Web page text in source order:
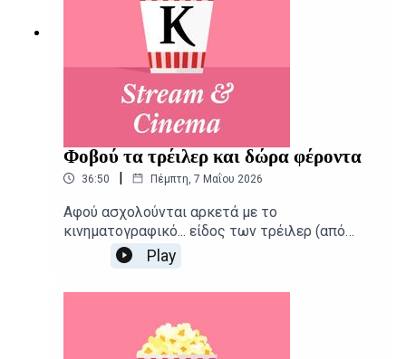
Φοβού τα τρέιλερ και δώρα φέροντα
36:50 | Πέμπτη, 7 Μαΐου 2026
Αφού ασχολούνται αρκετά με το
κινηματογραφικό... είδος των τρέιλερ (από
«Οδύσσεια μέχρι Μπέλα Ταρ) ο Αιμίλιος
Χαρμπής και ο Κωνσταντίνος Γεωργόπουλος
επιμέλεια - Παρουσίαση: Αιμίλιος
ΧαρμπήςΕπιμέλεια παραγωγής: Urbi Productions
Play